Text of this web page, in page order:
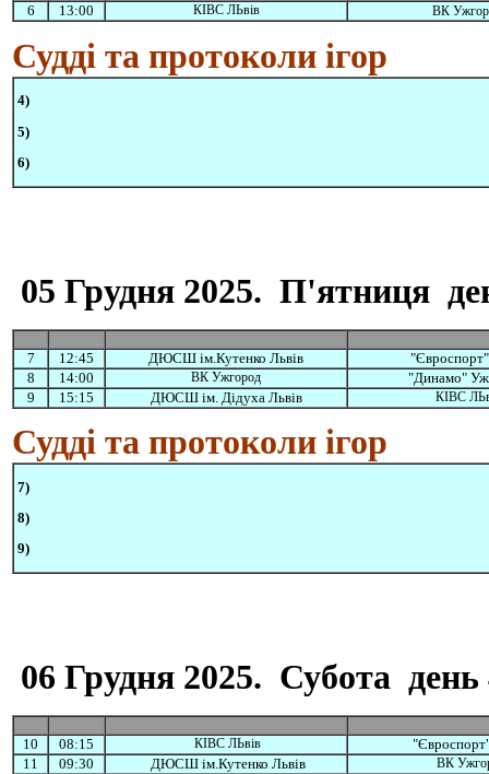
6 13:00 КІВС ЛЬвів ВК
Судді та протоколи ігор
4)
5)
6)
05 Грудня 2025. П'ятниця
7 12:45 ДЮСШ ім.Кутенко Львів
"Євроспорт"
8
14:00 ВК Ужгород
"Динамо"
9
15:15 ДЮСШ ім. Дідуха Львів КІВС
Судді та протоколи ігор
7)
8)
9)
06 Грудня 2025. Субота день
10 08:15 КІВС ЛЬвів
11
09:30 ДЮСШ ім.Кутенко Львів ВК